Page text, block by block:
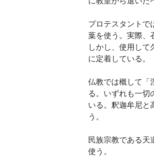
プロテスタントで
葉を使う。実際、
しかし、使用して
に定着している。
仏教では概して「
る。いずれも一切
いる。釈迦牟尼と
う。
民族宗教である天
使う。